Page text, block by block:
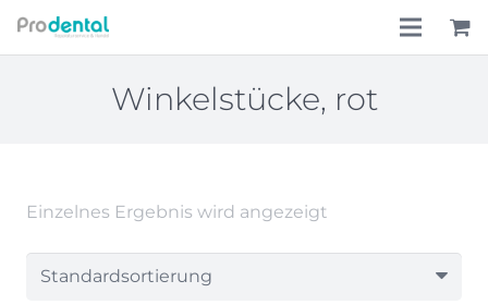
Winkelstücke, rot
Einzelnes Ergebnis wird angezeigt